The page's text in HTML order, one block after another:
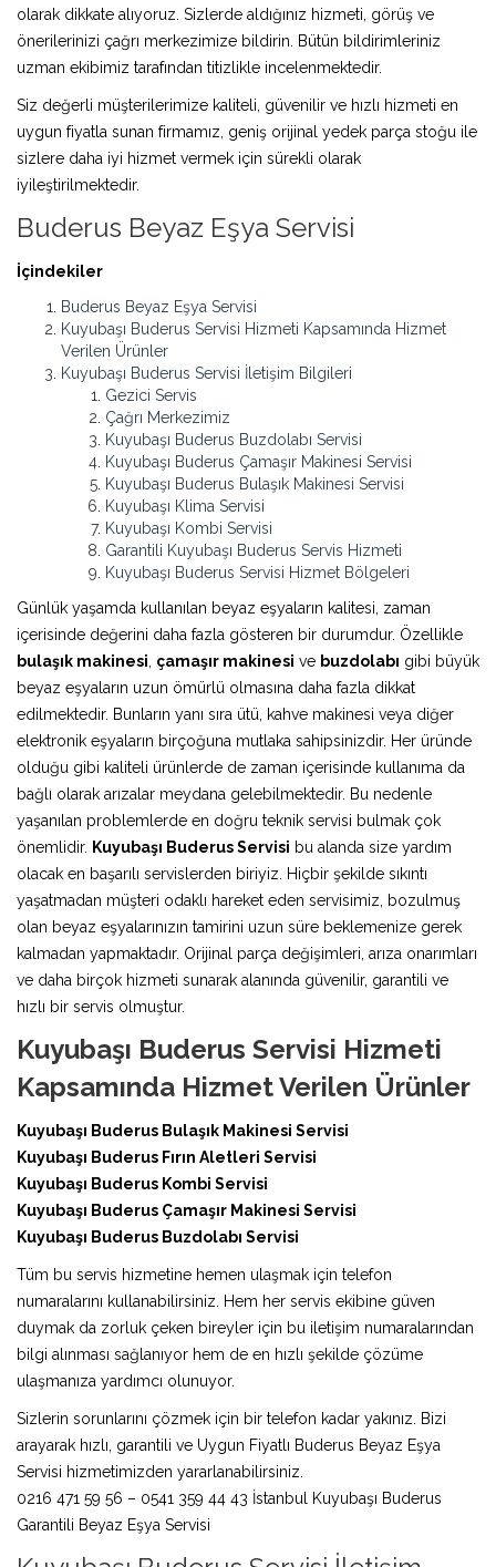
olarak dikkate alıyoruz. Sizlerde aldığınız hizmeti, görüş ve
önerilerinizi çağrı merkezimize bildirin. Bütün bildirimleriniz
uzman ekibimiz tarafından titizlikle incelenmektedir.
Siz değerli müşterilerimize kaliteli, güvenilir ve hızlı hizmeti en
uygun fiyatla sunan firmamız, geniş orijinal yedek parça stoğu ile
sizlere daha iyi hizmet vermek için sürekli olarak
iyileştirilmektedir.
Buderus Beyaz Eşya Servisi
İçindekiler
Buderus Beyaz Eşya Servisi
Kuyubaşı Buderus Servisi Hizmeti Kapsamında Hizmet
Verilen Ürünler
Kuyubaşı Buderus Servisi İletişim Bilgileri
Gezici Servis
Çağrı Merkezimiz
Kuyubaşı Buderus Buzdolabı Servisi
Kuyubaşı Buderus Çamaşır Makinesi Servisi
Kuyubaşı Buderus Bulaşık Makinesi Servisi
Kuyubaşı Klima Servisi
Kuyubaşı Kombi Servisi
Garantili Kuyubaşı Buderus Servis Hizmeti
Kuyubaşı Buderus Servisi Hizmet Bölgeleri
Günlük yaşamda kullanılan beyaz eşyaların kalitesi, zaman
içerisinde değerini daha fazla gösteren bir durumdur. Özellikle
bulaşık makinesi çamaşır makinesi ve buzdolabı gibi büyük
beyaz eşyaların uzun ömürlü olmasına daha fazla dikkat
edilmektedir. Bunların yanı sıra ütü, kahve makinesi veya diğer
elektronik eşyaların birçoğuna mutlaka sahipsinizdir. Her üründe
olduğu gibi kaliteli ürünlerde de zaman içerisinde kullanıma da
bağlı olarak arızalar meydana gelebilmektedir. Bu nedenle
yaşanılan problemlerde en doğru teknik servisi bulmak çok
önemlidir. Kuyubaşı Buderus Servisi bu alanda size yardım
olacak en başarılı servislerden biriyiz. Hiçbir şekilde sıkıntı
yaşatmadan müşteri odaklı hareket eden servisimiz, bozulmuş
olan beyaz eşyalarınızın tamirini uzun süre beklemenize gerek
kalmadan yapmaktadır. Orijinal parça değişimleri, arıza onarımları
ve daha birçok hizmeti sunarak alanında güvenilir, garantili ve
hızlı bir servis olmuştur.
Kuyubaşı Buderus Servisi Hizmeti
Kapsamında Hizmet Verilen Ürünler
Kuyubaşı Buderus Bulaşık Makinesi Servisi
Kuyubaşı Buderus Fırın Aletleri Servisi
Kuyubaşı Buderus Kombi Servisi
Kuyubaşı Buderus Çamaşır Makinesi Servisi
Kuyubaşı Buderus Buzdolabı Servisi
Tüm bu servis hizmetine hemen ulaşmak için telefon
numaralarını kullanabilirsiniz. Hem her servis ekibine güven
duymak da zorluk çeken bireyler için bu iletişim numaralarından
bilgi alınması sağlanıyor hem de en hızlı şekilde çözüme
ulaşmanıza yardımcı olunuyor.
Sizlerin sorunlarını çözmek için bir telefon kadar yakınız. Bizi
arayarak hızlı, garantili ve Uygun Fiyatlı Buderus Beyaz Eşya
Servisi hizmetimizden yararlanabilirsiniz.
0216 471 59 56 – 0541 359 44 43 İstanbul Kuyubaşı Buderus
Garantili Beyaz Eşya Servisi